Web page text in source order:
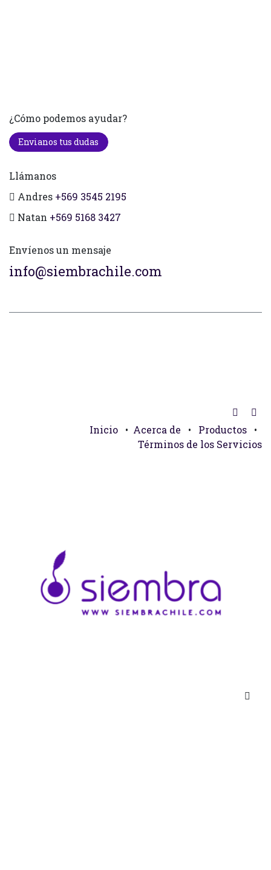
¿Cómo podemos ayudar?
Envianos tus dudas
Llámanos
Andres +569 3545 2195
Natan +569 5168 3427
Envíenos un mensaje
info@siembrachile.com
Inicio • Acerca de • Productos
•
Términos de los Servicios